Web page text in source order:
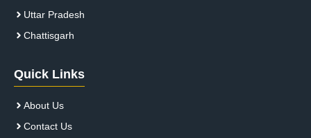
Uttar Pradesh
Chattisgarh
Quick Links
About Us
Contact Us